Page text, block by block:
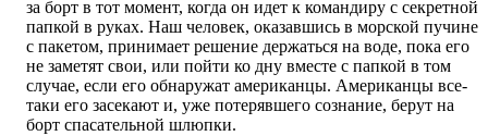
за борт в тот момент, когда он идет к командиру с секретной
папкой в руках. Наш человек, оказавшись в морской пучине
с пакетом, принимает решение держаться на воде, пока его
не заметят свои, или пойти ко дну вместе с папкой в том
случае, если его обнаружат американцы. Американцы все-
таки его засекают и, уже потерявшего сознание, берут на
борт спасательной шлюпки.